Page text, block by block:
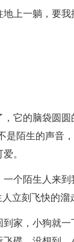
上一躺，要我
它的脑袋圆
是陌生的声音
。
个陌生人来
立刻飞快的溜
家，小狗就